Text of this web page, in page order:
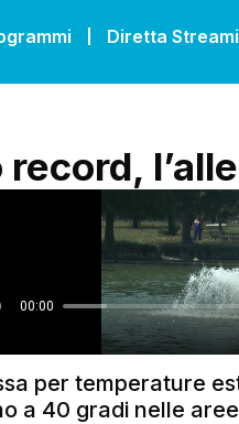
Diretta
record,
per temperature
a 40 gradi nelle